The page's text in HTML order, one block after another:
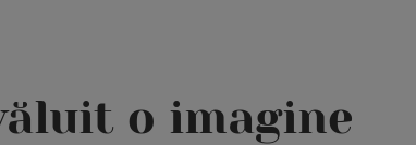
o imagine